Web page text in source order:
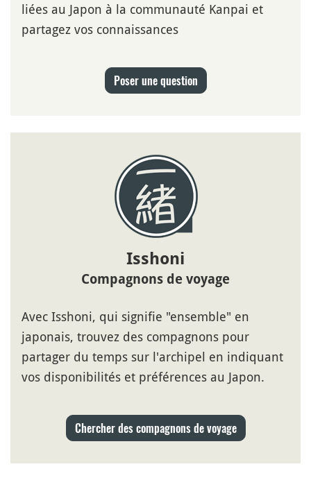
liées au Japon à la communauté Kanpai et
partagez vos connaissances
Poser une question
Isshoni
Compagnons de voyage
Avec Isshoni, qui signifie "ensemble" en
japonais, trouvez des compagnons pour
partager du temps sur l'archipel en indiquant
vos disponibilités et préférences au Japon.
Chercher des compagnons de voyage